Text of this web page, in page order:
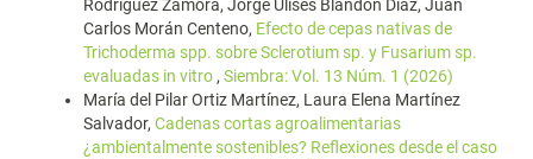
Rodríguez Zamora, Jorge Ulises Blandon Diaz, Juan
Carlos Morán Centeno, Efecto de cepas nativas de
Trichoderma spp. sobre Sclerotium sp. y Fusarium sp.
evaluadas in vitro , Siembra: Vol. 13 Núm. 1 (2026)
María del Pilar Ortiz Martínez, Laura Elena Martínez
Salvador, Cadenas cortas agroalimentarias
¿ambientalmente sostenibles? Reflexiones desde el caso